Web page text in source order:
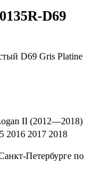
D69
D69 Gris Platine
II (2012—2018)
2016 2017 2018
Петербурге по